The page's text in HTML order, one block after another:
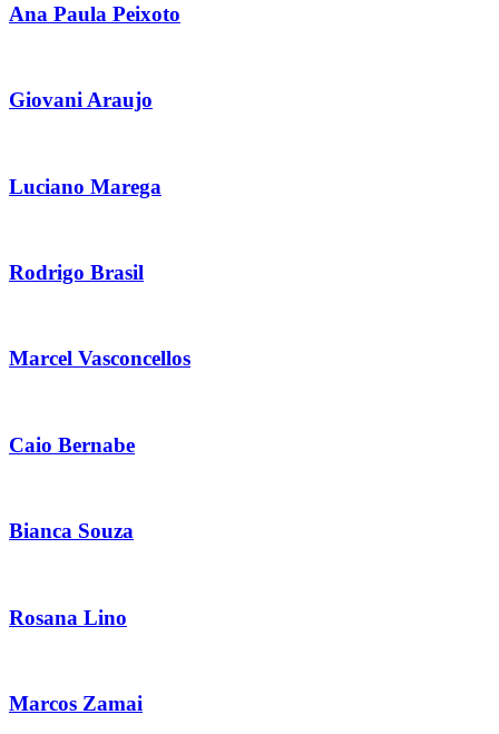
Ana Paula Peixoto
Giovani Araujo
Luciano Marega
Rodrigo Brasil
Marcel Vasconcellos
Caio Bernabe
Bianca Souza
Rosana Lino
Marcos Zamai